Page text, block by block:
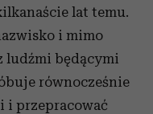
lat temu.
i mimo
ludźmi będącymi
równocześnie
i przepracować